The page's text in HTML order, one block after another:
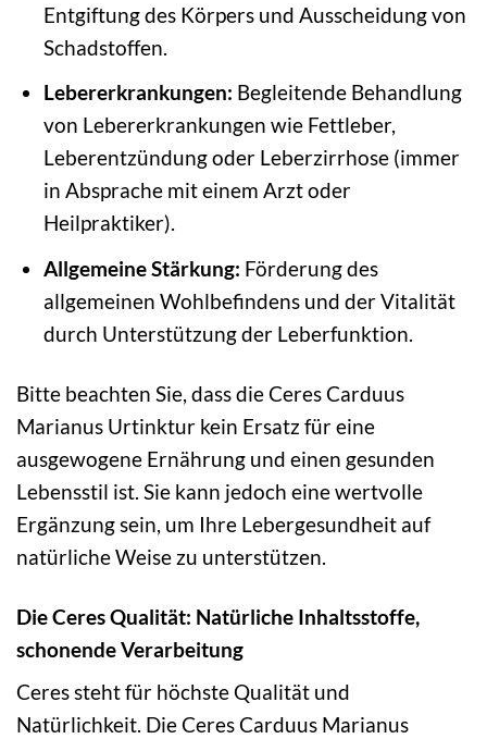
Entgiftung des Körpers und Ausscheidung von
Schadstoffen.
Lebererkrankungen: Begleitende Behandlung
von Lebererkrankungen wie Fettleber,
Leberentzündung oder Leberzirrhose (immer
in Absprache mit einem Arzt oder
Heilpraktiker).
Allgemeine Stärkung: Förderung des
allgemeinen Wohlbefindens und der Vitalität
durch Unterstützung der Leberfunktion.
Bitte beachten Sie, dass die Ceres Carduus
Marianus Urtinktur kein Ersatz für eine
ausgewogene Ernährung und einen gesunden
Lebensstil ist. Sie kann jedoch eine wertvolle
Ergänzung sein, um Ihre Lebergesundheit auf
natürliche Weise zu unterstützen.
Die Ceres Qualität: Natürliche Inhaltsstoffe,
schonende Verarbeitung
Ceres steht für höchste Qualität und
Natürlichkeit. Die Ceres Carduus Marianus